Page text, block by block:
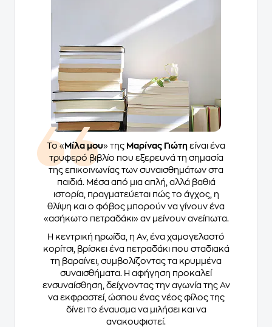
Το « Μίλα μου» της Μαρίνας Γιώτη είναι ένα
τρυφερό βιβλίο που εξερευνά τη σημασία
της επικοινωνίας των συναισθημάτων στα
παιδιά. Μέσα από μια απλή, αλλά βαθιά
ιστορία, πραγματεύεται πώς το άγχος, η
θλίψη και ο φόβος μπορούν να γίνουν ένα
«ασήκωτο πετραδάκι» αν μείνουν ανείπωτα.
Η κεντρική ηρωίδα, η Αν, ένα χαμογελαστό
κορίτσι, βρίσκει ένα πετραδάκι που σταδιακά
τη βαραίνει, συμβολίζοντας τα κρυμμένα
συναισθήματα. Η αφήγηση προκαλεί
ενσυναίσθηση, δείχνοντας την αγωνία της Αν
να εκφραστεί, ώσπου ένας νέος φίλος της
δίνει το έναυσμα να μιλήσει και να
ανακουφιστεί.